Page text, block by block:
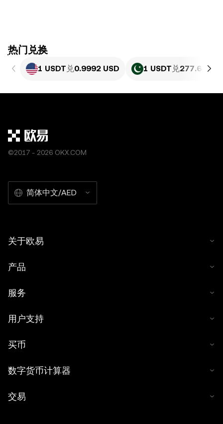
ִִִִִִִִִִִִִִִִִִִִִִִִִִִִִִִִִִִִִִִִִִִִִִִִ热门兑换
1 USDT 兑0.9992 USD 1 USDT 兑277.64
©2017 - 2026 OKX.COM
简体中文/AED
关于欧易
产品
服务
用户支持
买币
数字货币计算器
交易